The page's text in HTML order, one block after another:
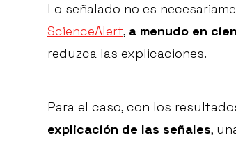
Lo señalado no es
ScienceAlert, a menudo en
reduzca las explicaciones.
Para el caso, con los
explicación de las señales,